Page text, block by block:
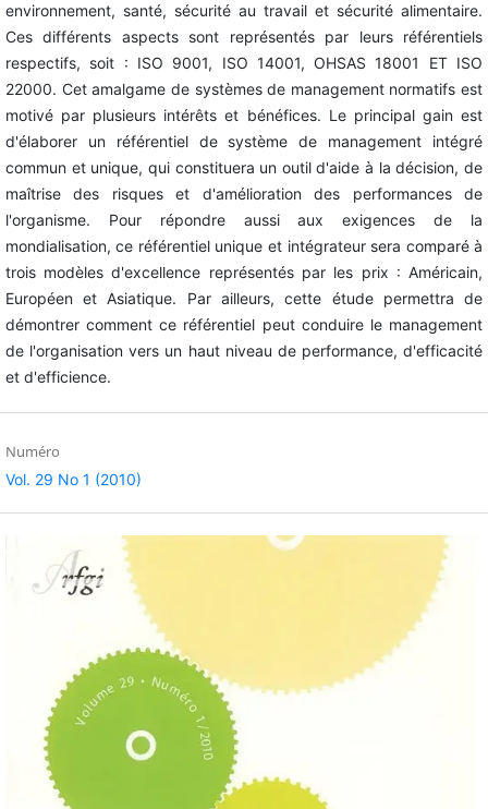
environnement, santé, sécurité au travail et sécurité alimentaire.
Ces différents aspects sont représentés par leurs référentiels
respectifs, soit : ISO 9001, ISO 14001, OHSAS 18001 ET ISO
22000. Cet amalgame de systèmes de management normatifs est
motivé par plusieurs intérêts et bénéfices. Le principal gain est
d'élaborer un référentiel de système de management intégré
commun et unique, qui constituera un outil d'aide à la décision, de
maîtrise des risques et d'amélioration des performances de
l'organisme. Pour répondre aussi aux exigences de la
mondialisation, ce référentiel unique et intégrateur sera comparé à
trois modèles d'excellence représentés par les prix : Américain,
Européen et Asiatique. Par ailleurs, cette étude permettra de
démontrer comment ce référentiel peut conduire le management
de l'organisation vers un haut niveau de performance, d'efficacité
et d'efficience.
Numéro
Vol. 29 No 1 (2010)